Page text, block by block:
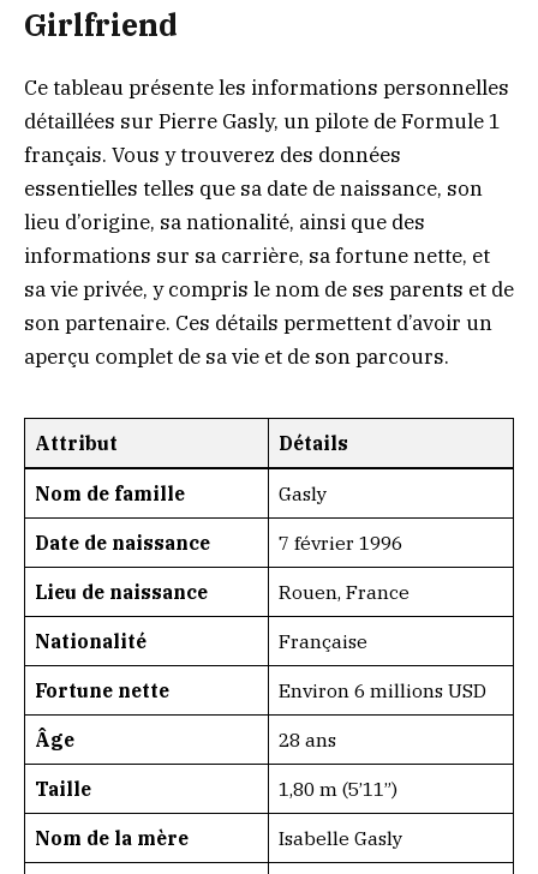
Girlfriend
Ce tableau présente les informations personnelles
détaillées sur Pierre Gasly, un pilote de Formule 1
français. Vous y trouverez des données
essentielles telles que sa date de naissance, son
lieu d’origine, sa nationalité, ainsi que des
informations sur sa carrière, sa fortune nette, et
sa vie privée, y compris le nom de ses parents et de
son partenaire. Ces détails permettent d’avoir un
aperçu complet de sa vie et de son parcours.
Attribut Détails
Nom de famille Gasly
Date de naissance 7 février 1996
Lieu de naissance Rouen, France
Nationalité Française
Fortune nette Environ 6 millions USD
Âge 28 ans
Taille 1,80 m (5’11”)
Nom de la mère Isabelle Gasly